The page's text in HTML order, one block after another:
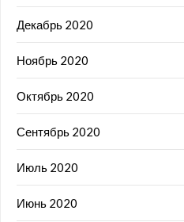
Декабрь 2020
Ноябрь 2020
Октябрь 2020
Сентябрь 2020
Июль 2020
Июнь 2020